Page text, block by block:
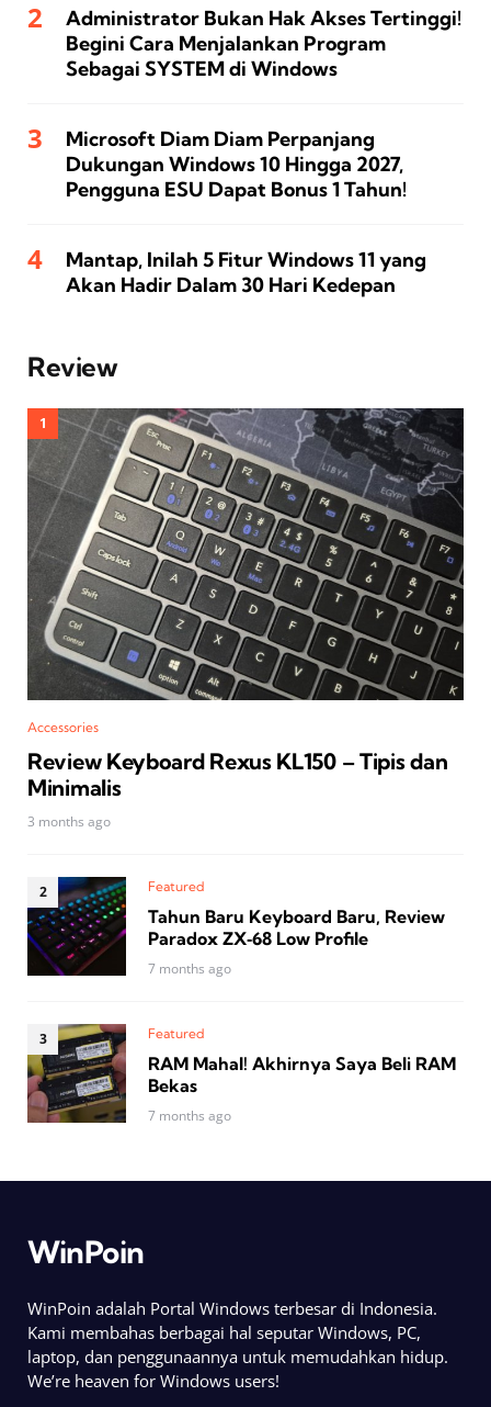
Administrator Bukan Hak Akses Tertinggi!
Begini Cara Menjalankan Program
Sebagai SYSTEM di Windows
Microsoft Diam Diam Perpanjang
Dukungan Windows 10 Hingga 2027,
Pengguna ESU Dapat Bonus 1 Tahun!
Mantap, Inilah 5 Fitur Windows 11 yang
Akan Hadir Dalam 30 Hari Kedepan
Review
Accessories
Review Keyboard Rexus KL150 – Tipis dan
Minimalis
3 months ago
Featured
Tahun Baru Keyboard Baru, Review
Paradox ZX‑68 Low Profile
7 months ago
Featured
RAM Mahal! Akhirnya Saya Beli RAM
Bekas
7 months ago
WinPoin
WinPoin adalah Portal Windows terbesar di Indonesia.
Kami membahas berbagai hal seputar Windows, PC,
laptop, dan penggunaannya untuk memudahkan hidup.
We’re heaven for Windows users!